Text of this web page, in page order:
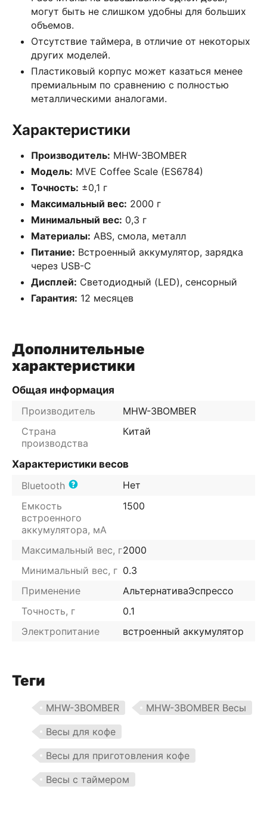
могут быть не слишком удобны для больших
объемов.
Отсутствие таймера, в отличие от некоторых
других моделей.
Пластиковый корпус может казаться менее
премиальным по сравнению с полностью
металлическими аналогами.
Характеристики
Производитель: MHW-3BOMBER
Модель: MVE Coffee Scale (ES6784)
Точность: ±0,1 г
Максимальный вес: 2000 г
Минимальный вес: 0,3 г
Материалы: ABS, смола, металл
Питание: Встроенный аккумулятор, зарядка
через USB-C
Дисплей: Светодиодный (LED), сенсорный
Гарантия: 12 месяцев
Дополнительные
характеристики
Общая информация
Производитель
MHW-3BOMBER
Страна
производства
Китай
Характеристики весов
Bluetooth
Нет
Емкость
встроенного
аккумулятора, мА
1500
Максимальный вес, г2000
Минимальный вес, г 0.3
Применение
АльтернативаЭспрессо
Точность, г
0.1
Электропитание
встроенный аккумулятор
Теги
MHW-3BOMBER
MHW-3BOMBER Весы
Весы для кофе
Весы для приготовления кофе
Весы с таймером